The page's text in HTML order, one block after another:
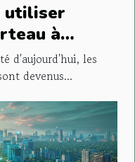
utiliser
à
de télécom
d'aujourd'hui, les
devenus...